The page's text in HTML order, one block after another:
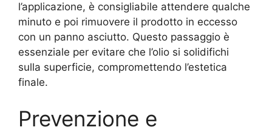
l’applicazione, è consigliabile attendere qualche
minuto e poi rimuovere il prodotto in eccesso
con un panno asciutto. Questo passaggio è
essenziale per evitare che l’olio si solidifichi
sulla superficie, compromettendo l’estetica
finale.
Prevenzione e